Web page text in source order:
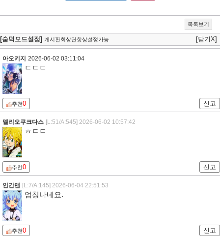
목록보기
[숨덕모드설정] 게시판최상단항상설정가능 [닫기X]
아오키지 2026-06-02 03:11:04
ㄷㄷㄷ
추천0 신고
멜리오쿠크다스 [L:51/A:545] 2026-06-02 10:57:42
ㅎㄷㄷ
추천0 신고
인간맨 [L:7/A:145] 2026-06-04 22:51:53
엄청나네요.
추천0 신고